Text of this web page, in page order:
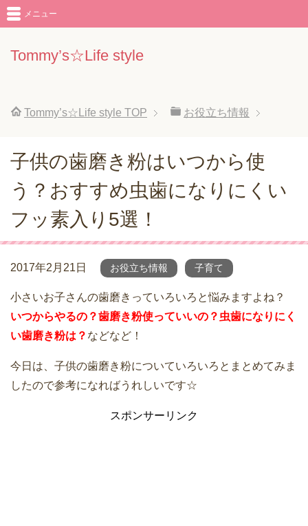
Tommy’s☆Life style
メニュー
Tommy’s☆Life style TOP お役立ち情報
子供の歯磨き粉はいつから使
う？おすすめ虫歯になりにくい
フッ素入り5選！
2017年2月21日 お役立ち情報 子育て
小さいお子さんの歯磨きっていろいろと悩みますよね？
いつからやるの？歯磨き粉使っていいの？虫歯になりにく
い歯磨き粉は？ などなど！
今日は、子供の歯磨き粉についていろいろとまとめてみま
したので参考になればうれしいです☆
スポンサーリンク